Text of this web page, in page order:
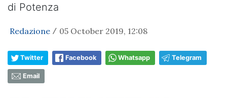
di Potenza
Redazione / 05 October 2019, 12:08
Twitter Facebook Whatsapp Telegram
Email